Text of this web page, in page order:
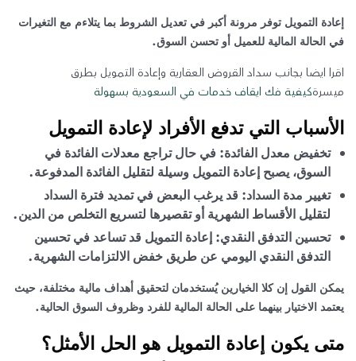
إعادة التمويل توفر مرونة أكبر في تعديل الشروط بما يتلاءم مع التغيرات
في الحالة المالية للعميل أو تحسن السوق.
اقرا ايضا بجانب سداد القروض العقارية وإعادة التمويل بطرق
ميسرةكيفية فك ايقاف خدمات في السعودية بسهولة
الأسباب التي تدفع الأفراد لإعادة التمويل
تخفيض معدل الفائدة: في حال تراجع معدلات الفائدة في
السوق، يصبح إعادة التمويل وسيلة لتقليل الفائدة المدفوعة.
تغيير مدة السداد: قد يرغب البعض في تمديد فترة السداد
لتقليل الأقساط الشهرية أو تقصيرها لتسريع التخلص من الدين.
تحسين التدفق النقدي: إعادة التمويل قد تساعد في تحسين
التدفق النقدي اليومي عن طريق خفض الالتزامات الشهرية.
يمكن القول إن كلا الخيارين يُستخدمان لتحقيق أهداف مالية مختلفة، حيث
يعتمد الاختيار بينهما على الحالة المالية للفرد وظروف السوق الحالية.
متى يكون إعادة التمويل هو الحل الأمثل؟